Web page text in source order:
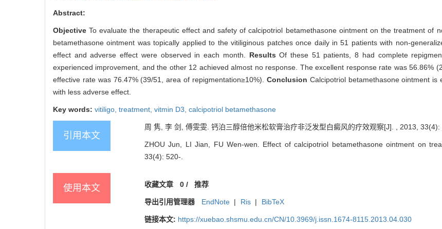
Abstract:
ObjectiveTo evaluate the therapeutic effect and safety of calcipotriol betamethasone ointment on the treatment of
betamethasone ointment was topically applied to the vitiliginous patches once daily in 51 patients with non-
effect and adverse effect were observed in each month. ResultsOf these 51 patients, 8 had complete
experienced improvement, and the other 12 achieved almost no response. The excellent response rate was 56.86%
effective rate was 76.47% (39/51, area of repigmentation≥10%). Conclusion Calcipotriol betamethasone ointment
with less adverse effect.
Key words: vitiligo, treatment, vitmin D3, calcipotriol betamethasone
引用本文
周 隽, 李 剑, 傅雯雯. 钙泊三醇倍他米松软膏治疗非泛发型白癜风的疗效观察[J]. , 2013, 33(4):
ZHOU Jun, LI Jian, FU Wen-wen. Effect of calcipotriol betamethasone ointment on
33(4): 520-.
使用本文 收藏文章 0/ 推荐
导出引用管理器 EndNote | Ris | BibTeX
链接本文: https://xuebao.shsmu.edu.cn/CN/10.3969/j.issn.1674-8115.2013.04.030